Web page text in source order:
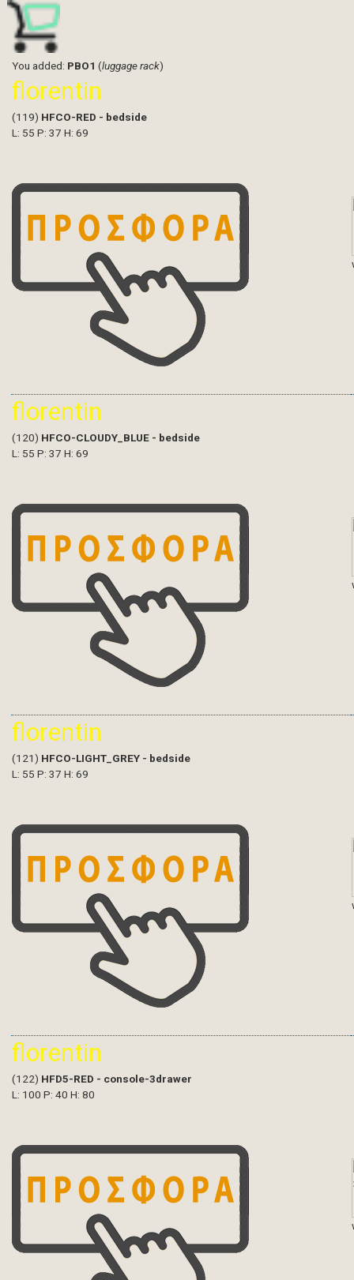
You added: PBO1 (luggage rack)
florentin
(119) HFCO-RED - bedside
L: 55 P: 37 H: 69
florentin
(120) HFCO-CLOUDY_BLUE - bedside
L: 55 P: 37 H: 69
florentin
(121) HFCO-LIGHT_GREY - bedside
L: 55 P: 37 H: 69
florentin
(122) HFD5-RED - console-3drawer
L: 100 P: 40 H: 80